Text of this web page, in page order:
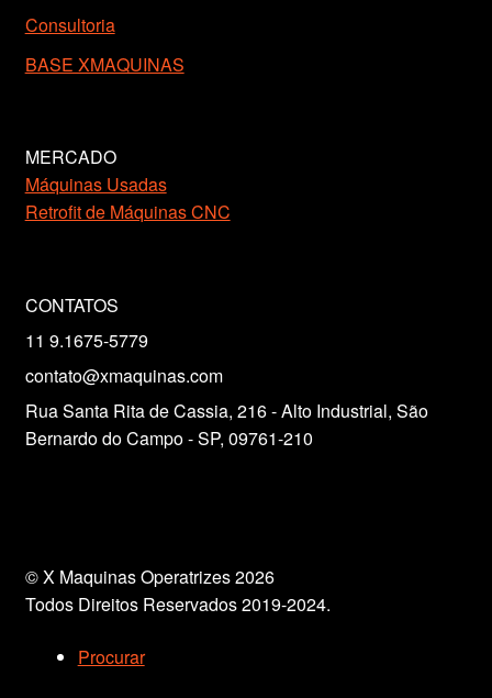
Consultoria
BASE XMAQUINAS
MERCADO
Máquinas Usadas
Retrofit de Máquinas CNC
CONTATOS
11 9.1675-5779
contato@xmaquinas.com
Rua Santa Rita de Cassia, 216 - Alto Industrial, São
Bernardo do Campo - SP, 09761-210
© X Maquinas Operatrizes 2026
Todos Direitos Reservados 2019-2024.
Procurar